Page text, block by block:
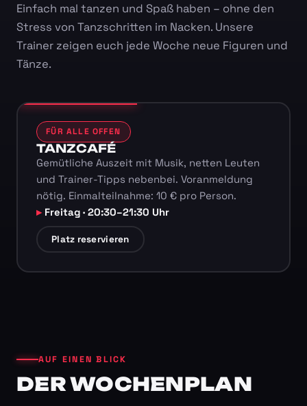
Einfach mal tanzen und Spaß haben – ohne den
Stress von Tanzschritten im Nacken. Unsere
Trainer zeigen euch jede Woche neue Figuren und
Tänze.
FÜR ALLE OFFEN
TANZCAFÉ
Gemütliche Auszeit mit Musik, netten Leuten
und Trainer-Tipps nebenbei. Voranmeldung
nötig. Einmalteilnahme: 10 € pro Person.
Freitag · 20:30–21:30 Uhr
Platz reservieren
AUF EINEN BLICK
DER WOCHENPLAN